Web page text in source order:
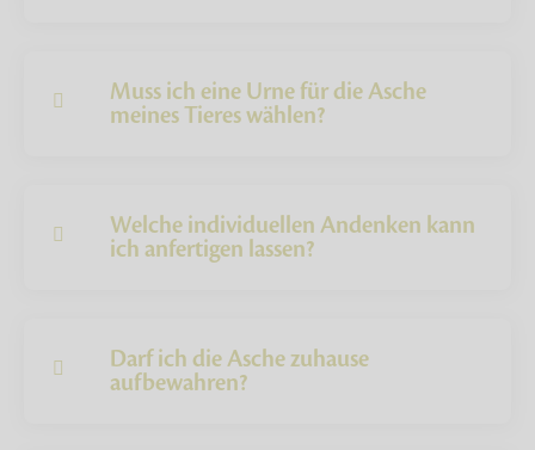
Muss ich eine Urne für die Asche
meines Tieres wählen?
Welche individuellen Andenken kann
ich anfertigen lassen?
Darf ich die Asche zuhause
aufbewahren?